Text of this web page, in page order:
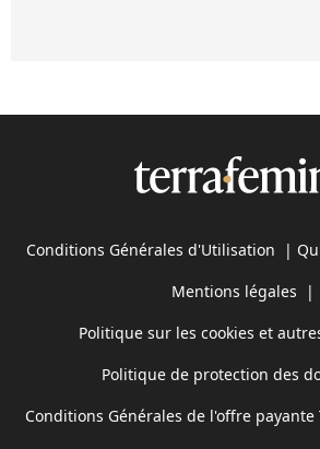
Conditions Générales d'Utilisation |
Mentions légales |
Politique sur les cookies et
Politique de protection des
Conditions Générales de l'offre